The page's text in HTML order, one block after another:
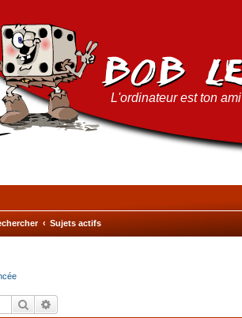
L'ordinateur est ton ami
Sujets actifs
Rechercher